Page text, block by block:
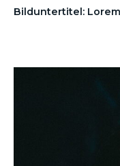
Bilduntertitel: